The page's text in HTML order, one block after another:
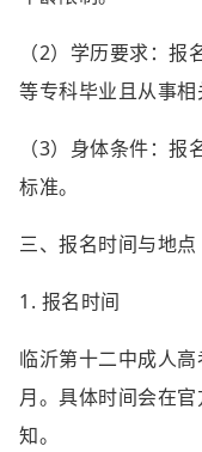
（2）学历要求：
等专科毕业且从事相
（3）身体条件：
标准。
三、报名时间与地点
1. 报名时间
临沂第十二中成人
月。具体时间会在
知。